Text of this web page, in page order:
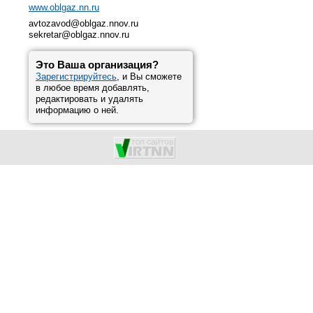
www.oblgaz.nn.ru
avtozavod@oblgaz.nnov.ru
sekretar@oblgaz.nnov.ru
Это Ваша организация?
Зарегистрируйтесь, и Вы сможете
в любое время добавлять,
редактировать и удалять
информацию о ней.